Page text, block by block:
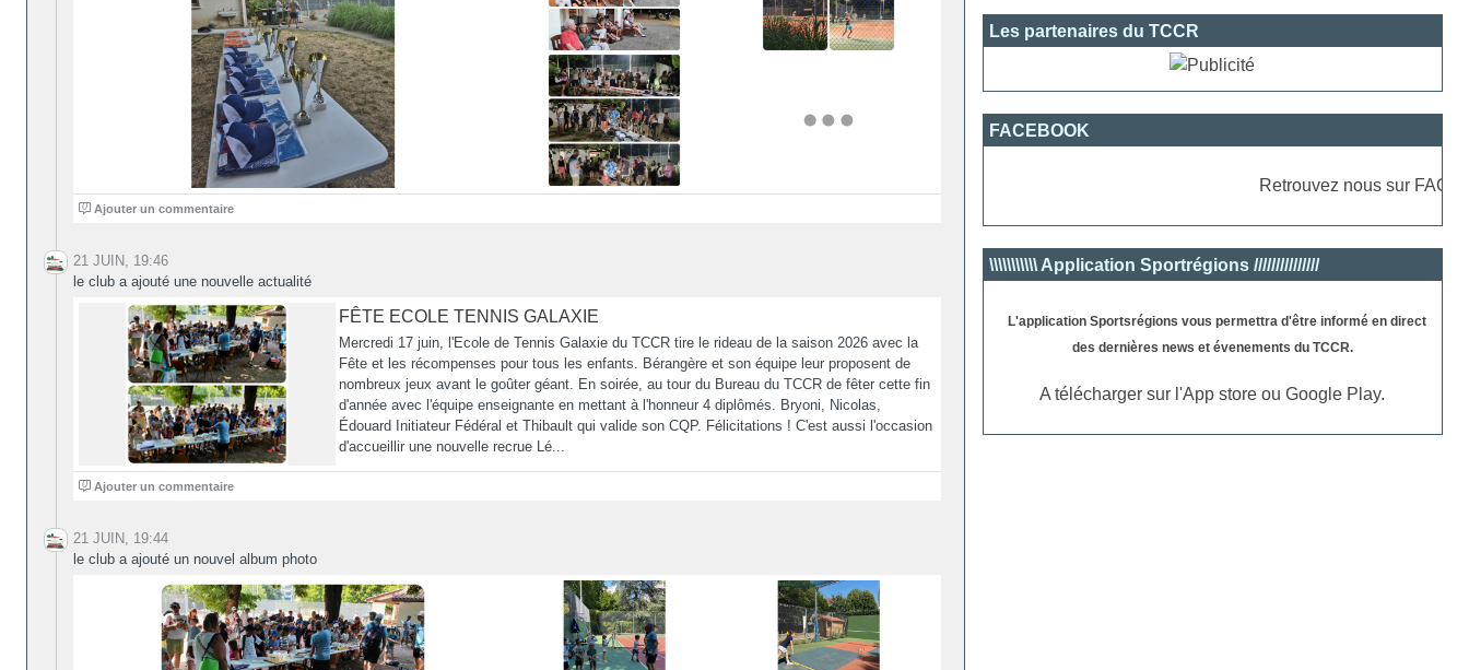
0 Ajouter un commentaire
21 JUIN, 19:46
le club a ajouté une nouvelle actualité
FÊTE ECOLE TENNIS GALAXIE
Mercredi 17 juin, l'Ecole de Tennis Galaxie du TCCR tire le rideau de la saison 2026 avec la
Fête et les récompenses pour tous les enfants. Bérangère et son équipe leur proposent de
nombreux jeux avant le goûter géant. En soirée, au tour du Bureau du TCCR de fêter cette fin
d'année avec l'équipe enseignante en mettant à l'honneur 4 diplômés. Bryoni, Nicolas,
Édouard Initiateur Fédéral et Thibault qui valide son CQP. Félicitations ! C'est aussi l'occasion
d'accueillir une nouvelle recrue Lé...
0 Ajouter un commentaire
21 JUIN, 19:44
le club a ajouté un nouvel album photo
Les partenaires du TCCR
FACEBOOK
Retrouvez nous sur
\\\\\\\\\\\ Application Sportrégions ///////////////
L'application Sportsrégions vous permettra d'être informé en direct
des dernières news et évenements du TCCR.
A télécharger sur l'App store ou Google Play.